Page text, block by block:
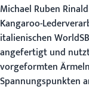
Michael Ruben
Kangaroo-
italienischen
angefertigt und
vorgeformten
Spannungspunkten